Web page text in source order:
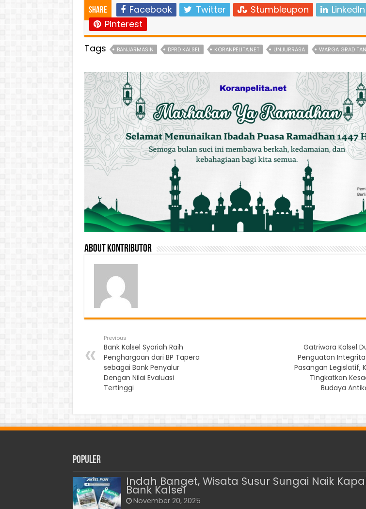
Share Facebook Twitter Stumbleupon
LinkedIn
Pinterest
Tags
BANJARMASIN DPRD KALSEL KORANPELITA.NET UNJURRASA WARGA GRAD TAN
About Kontributor
Previous
Bank Kalsel Syariah Raih
Penghargaan dari BP Tapera
sebagai Bank Penyalur
Dengan Nilai Evaluasi
Tertinggi
Gatriwara Kalsel
Penguatan
Pasangan Legislatif,
Tingkatkan
Budaya
Populer
Indah Banget, Wisata Susur Sungai Naik
Bank Kalsel
November 20, 2025